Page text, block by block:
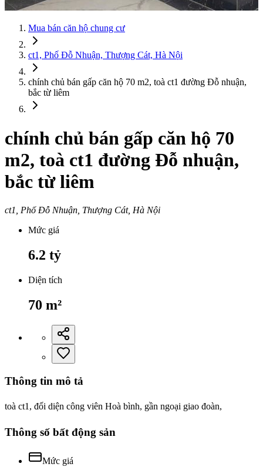
Mua bán căn hộ chung cư
ct1, Phố Đỗ Nhuận, Thượng Cát, Hà Nội
chính chủ bán gấp căn hộ 70 m2, toà ct1 đường Đỗ nhuận,
bắc từ liêm
chính chủ bán gấp căn hộ 70
m2, toà ct1 đường Đỗ nhuận,
bắc từ liêm
ct1, Phố Đỗ Nhuận, Thượng Cát, Hà Nội
Mức giá
6.2 tỷ
Diện tích
70 m²
Thông tin mô tả
toà ct1, đối diện công viên Hoà bình, gần ngoại giao đoàn,
Thông số bất động sản
Mức giá